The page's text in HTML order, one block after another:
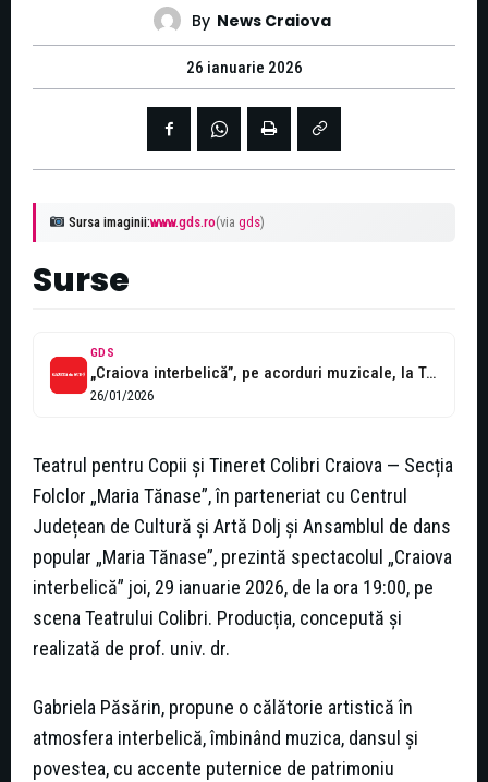
By News Craiova
26 ianuarie 2026
Sursa imaginii:www.gds.ro(via gds)
Surse
GDS
„Craiova interbelică”, pe acorduri muzicale, la Teatrul Colibri
26/01/2026
Teatrul pentru Copii și Tineret Colibri Craiova — Secția
Folclor „Maria Tănase”, în parteneriat cu Centrul
Județean de Cultură și Artă Dolj și Ansamblul de dans
popular „Maria Tănase”, prezintă spectacolul „Craiova
interbelică” joi, 29 ianuarie 2026, de la ora 19:00, pe
scena Teatrului Colibri. Producția, concepută și
realizată de prof. univ. dr.
Gabriela Păsărin, propune o călătorie artistică în
atmosfera interbelică, îmbinând muzica, dansul și
povestea, cu accente puternice de patrimoniu